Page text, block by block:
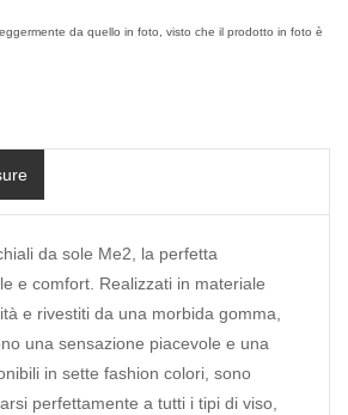
da quello in foto, visto che il prodotto in foto è
da sole Me2, la perfetta
e comfort. Realizzati in materiale
e rivestiti da una morbida gomma,
una sensazione piacevole e una
in sette fashion colori, sono
perfettamente a tutti i tipi di viso,